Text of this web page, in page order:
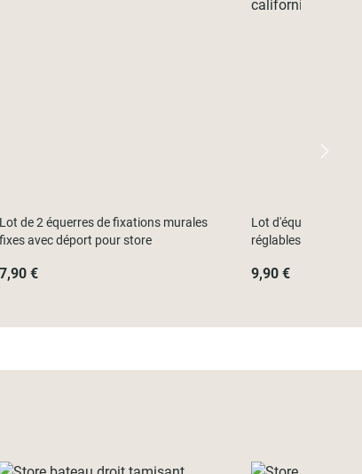
Lot de 2 équerres de fixations murales
fixes avec déport pour store
7,90 €
Lot d'équerres de
réglables avec
9,90 €